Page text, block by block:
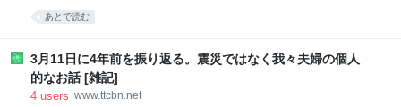
時の僕は、どうしても9時30分前に布団の中に入って
の時間が7時〜7時半ぐらいなのだから、それから片づ
けをして、ちょっとゆっくりして本を読んで、入浴し
てと
って、世の中には僕の100倍くらい多忙な方も多いは
ず。 「時間がない」。 この言葉は大嫌いなので使わな
バタしている感覚がでてきて、イヤな感じである。 な
んとなく物事がパキパキと進んでおらず、1日がもっ
さりと進んでいる感じ。 やるべきことはやっている
あとで読む
3月11日に4年前を振り返る。震災ではなく我々夫婦の個人
的なお話 [雑記]
4 users www.ttcbn.net